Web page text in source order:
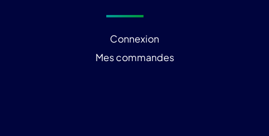
Connexion
Mes commandes